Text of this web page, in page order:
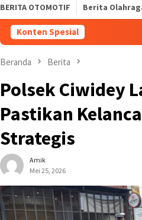
BERITA OTOMOTIF Berita
Konten Spesial
Beranda Berita
Polsek Ciwidey
Pastikan
Strategis
Amik
Mei 25, 2026